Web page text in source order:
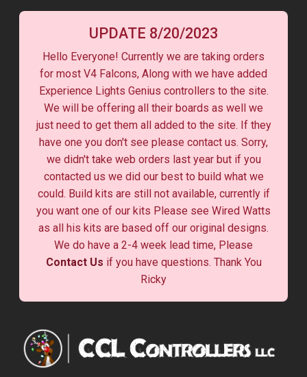
UPDATE 8/20/2023
Hello Everyone! Currently we are taking orders
for most V4 Falcons, Along with we have added
Experience Lights Genius controllers to the site.
We will be offering all their boards as well we
just need to get them all added to the site. If they
have one you don't see please contact us. Sorry,
we didn't take web orders last year but if you
contacted us we did our best to build what we
could. Build kits are still not available, currently if
you want one of our kits Please see Wired Watts
as all his kits are based off our original designs.
We do have a 2-4 week lead time, Please
Contact Us if you have questions. Thank You
Ricky